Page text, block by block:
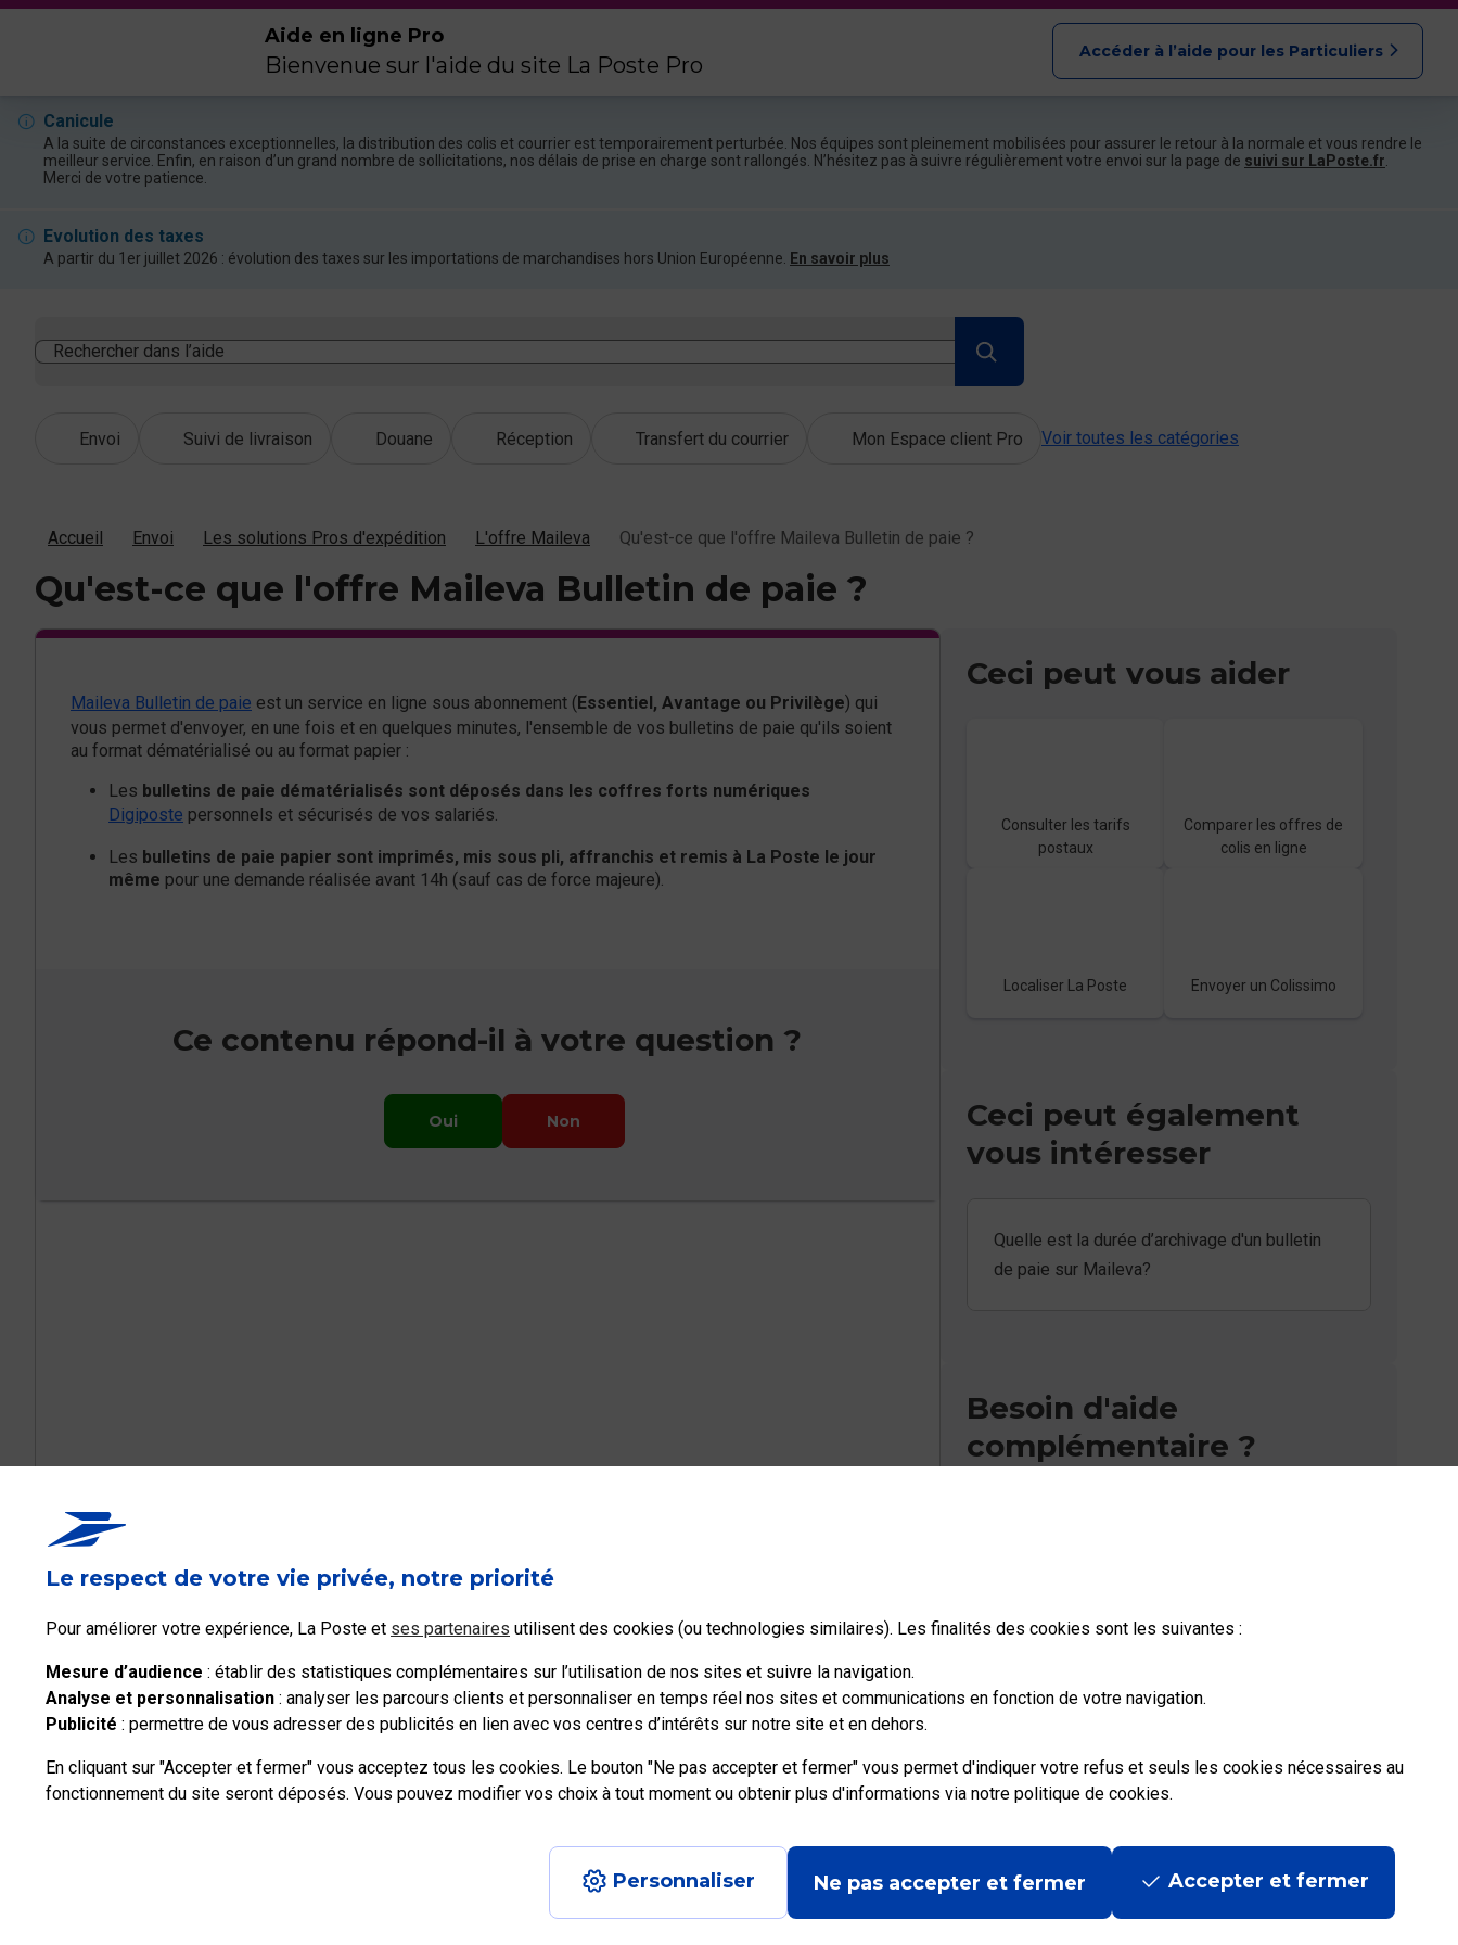
Le respect de votre vie privée, notre priorité
Pour améliorer votre expérience, La Poste et ses partenaires utilisent des cookies (ou technologies similaires). Les finalités des cookies sont les suivantes :
Mesure d’audience : établir des statistiques complémentaires sur l’utilisation de nos sites et suivre la navigation.
Analyse et personnalisation : analyser les parcours clients et personnaliser en temps réel nos sites et communications en fonction de votre navigation.
Publicité : permettre de vous adresser des publicités en lien avec vos centres d’intérêts sur notre site et en dehors.
En cliquant sur "Accepter et fermer" vous acceptez tous les cookies. Le bouton "Ne pas accepter et fermer" vous permet d'indiquer votre refus et seuls les cookies nécessaires au
fonctionnement du site seront déposés. Vous pouvez modifier vos choix à tout moment ou obtenir plus d'informations via notre politique de cookies.
Personnaliser Ne pas accepter et fermer Accepter et fermer
Aide en ligne Pro
Bienvenue sur l'aide du site La Poste Pro
Accéder à l’aide pour les Particuliers
Canicule
A la suite de circonstances exceptionnelles, la distribution des colis et courrier est temporairement perturbée. Nos équipes sont pleinement mobilisées pour assurer le retour à la normale et vous rendre le
meilleur service. Enfin, en raison d’un grand nombre de sollicitations, nos délais de prise en charge sont rallongés. N’hésitez pas à suivre régulièrement votre envoi sur la page de suivi sur LaPoste.fr
Merci de votre patience.
Evolution des taxes
A partir du 1er juillet 2026 : évolution des taxes sur les importations de marchandises hors Union Européenne. En savoir plus
Rechercher dans l’aide
Envoi Suivi de livraison Douane Réception Transfert du courrier Mon Espace client Pro Voir toutes les catégories
Accueil Envoi Les solutions Pros d'expédition L'offre Maileva Qu'est-ce que l'offre Maileva Bulletin de paie ?
Qu'est-ce que l'offre Maileva Bulletin de paie ?
Maileva Bulletin de paie est un service en ligne sous abonnement (Essentiel, Avantage ou Privilège) qui
vous permet d'envoyer, en une fois et en quelques minutes, l'ensemble de vos bulletins de paie qu'ils soient
au format dématérialisé ou au format papier :
Les bulletins de paie dématérialisés sont déposés dans les coffres forts numériques
Digiposte personnels et sécurisés de vos salariés.
Les bulletins de paie papier sont imprimés, mis sous pli, affranchis et remis à La Poste le jour
même pour une demande réalisée avant 14h (sauf cas de force majeure).
Ce contenu répond-il à votre question ?
Oui Non
Ceci peut vous aider
Consulter les tarifs
postaux
Comparer les offres de
colis en ligne
Localiser La Poste Envoyer un Colissimo
Ceci peut également
vous intéresser
Quelle est la durée d’archivage d'un bulletin
de paie sur Maileva?
Besoin d'aide
complémentaire ?
Nous
Aide en ligne Pro|Plan du site|Accessibilité : partiellement conforme|Conditions contractuelles|Mentions légales|Données personnelles et cookies